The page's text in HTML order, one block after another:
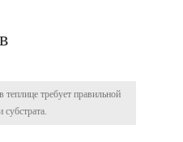
требует правильной
субстрата.